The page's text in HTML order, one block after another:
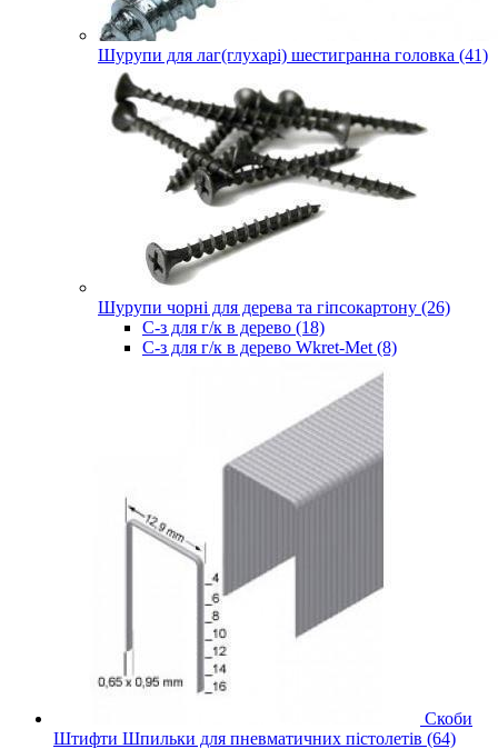
Шурупи для лаг(глухарі) шестигранна головка (41)
Шурупи чорні для дерева та гіпсокартону (26)
С-з для г/к в дерево (18)
С-з для г/к в дерево Wkret-Met (8)
Скоби
Штифти Шпильки для пневматичних пістолетів (64)